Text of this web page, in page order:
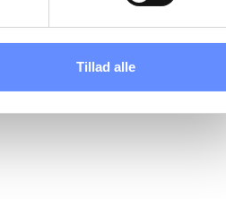
Tillad alle